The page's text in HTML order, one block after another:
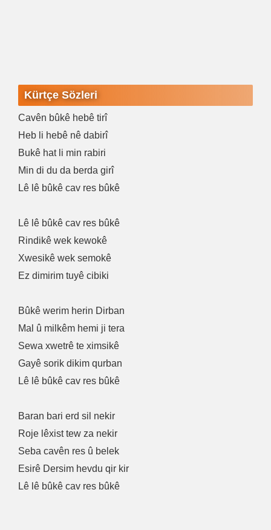
Kürtçe Sözleri
Cavên bûkê hebê tirî
Heb li hebê nê dabirî
Bukê hat li min rabiri
Min di du da berda girî
Lê lê bûkê cav res bûkê
Lê lê bûkê cav res bûkê
Rindikê wek kewokê
Xwesikê wek semokê
Ez dimirim tuyê cibiki
Bûkê werim herin Dirban
Mal û milkêm hemi ji tera
Sewa xwetrê te ximsikê
Gayê sorik dikim qurban
Lê lê bûkê cav res bûkê
Baran bari erd sil nekir
Roje lêxist tew za nekir
Seba cavên res û belek
Esirê Dersim hevdu qir kir
Lê lê bûkê cav res bûkê